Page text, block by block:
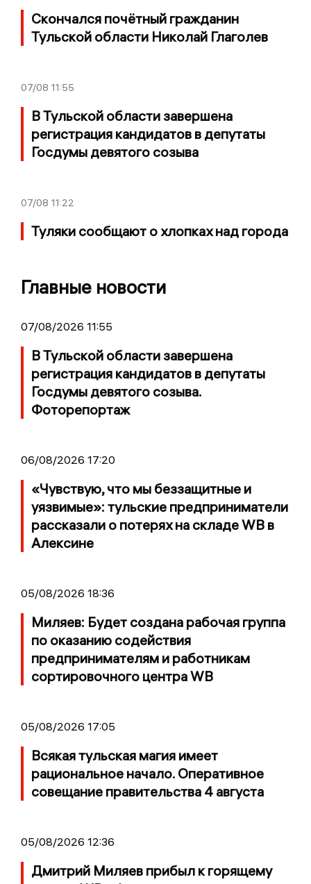
Скончался почётный гражданин
Тульской области Николай Глаголев
07/08 11:55
В Тульской области завершена
регистрация кандидатов в депутаты
Госдумы девятого созыва
07/08 11:22
Туляки сообщают о хлопках над города
Главные новости
07/08/2026 11:55
В Тульской области завершена
регистрация кандидатов в депутаты
Госдумы девятого созыва.
Фоторепортаж
06/08/2026 17:20
«Чувствую, что мы беззащитные и
уязвимые»: тульские предприниматели
рассказали о потерях на складе WB в
Алексине
05/08/2026 18:36
Миляев: Будет создана рабочая группа
по оказанию содействия
предпринимателям и работникам
сортировочного центра WB
05/08/2026 17:05
Всякая тульская магия имеет
рациональное начало. Оперативное
совещание правительства 4 августа
05/08/2026 12:36
Дмитрий Миляев прибыл к горящему